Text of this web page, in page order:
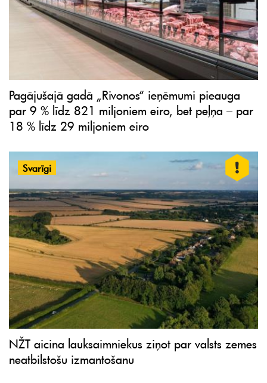
Pagājušajā gadā „Rivonos“ ieņēmumi pieauga
par 9 % līdz 821 miljoniem eiro, bet peļņa – par
18 % līdz 29 miljoniem eiro
Svarīgi
NŽT aicina lauksaimniekus ziņot par valsts zemes
neatbilstošu izmantošanu